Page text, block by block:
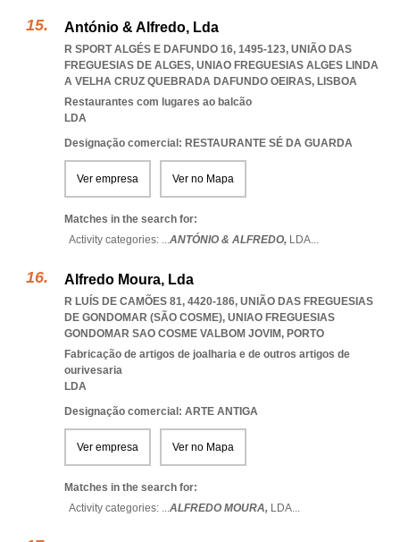
António & Alfredo, Lda
R SPORT ALGÉS E DAFUNDO 16, 1495-123, UNIÃO DAS
FREGUESIAS DE ALGES, UNIAO FREGUESIAS ALGES LINDA
A VELHA CRUZ QUEBRADA DAFUNDO OEIRAS, LISBOA
Restaurantes com lugares ao balcão
LDA
Designação comercial: RESTAURANTE SÉ DA GUARDA
Ver empresa Ver no Mapa
Matches in the search for:
Activity categories: ...ANTÓNIO & ALFREDO, LDA...
Alfredo Moura, Lda
R LUÍS DE CAMÕES 81, 4420-186, UNIÃO DAS FREGUESIAS
DE GONDOMAR (SÃO COSME), UNIAO FREGUESIAS
GONDOMAR SAO COSME VALBOM JOVIM, PORTO
Fabricação de artigos de joalharia e de outros artigos de
ourivesaria
LDA
Designação comercial: ARTE ANTIGA
Ver empresa Ver no Mapa
Matches in the search for:
Activity categories: ...ALFREDO MOURA, LDA...